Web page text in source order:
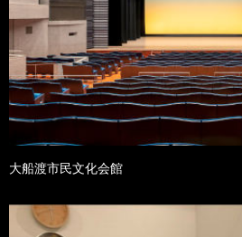
大船渡市民文化会館